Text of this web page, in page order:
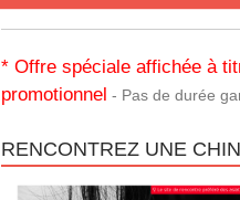
* Offre spéciale affichée à
promotionnel - Pas de durée
RENCONTREZ UNE